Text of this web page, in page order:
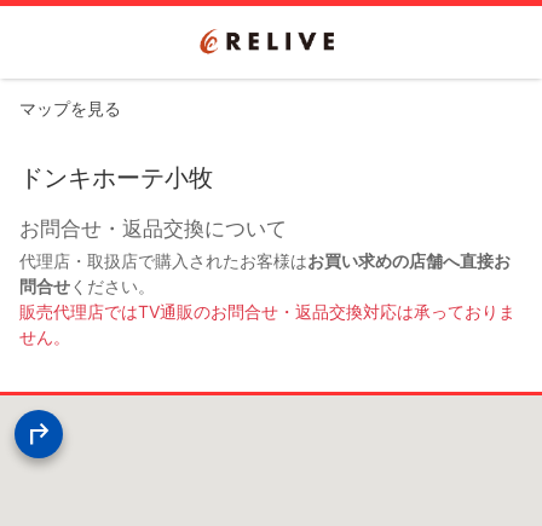
マップを見る
ドンキホーテ小牧
お問合せ・返品交換について
代理店・取扱店で購入されたお客様はお買い求めの店舗へ直接お
問合せください。
販売代理店ではTV通販のお問合せ・返品交換対応は承っておりま
せん。